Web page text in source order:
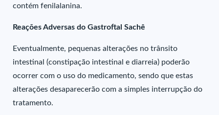
contém fenilalanina.
Reações Adversas do Gastroftal Sachê
Eventualmente, pequenas alterações no trânsito
intestinal (constipação intestinal e diarreia) poderão
ocorrer com o uso do medicamento, sendo que estas
alterações desaparecerão com a simples interrupção do
tratamento.